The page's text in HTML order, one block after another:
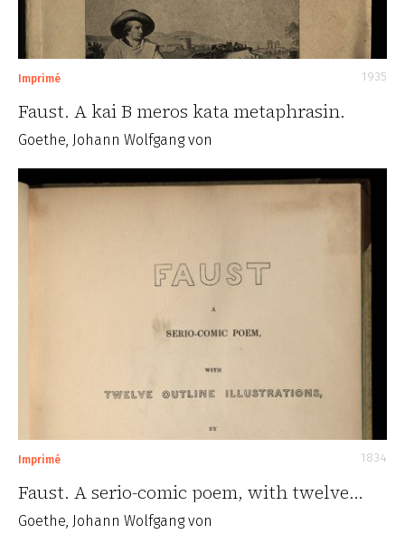
Imprimé 1935
Faust. A kai B meros kata metaphrasin.
Goethe, Johann Wolfgang von
Imprimé 1834
Faust. A serio-comic poem, with twelve…
Goethe, Johann Wolfgang von